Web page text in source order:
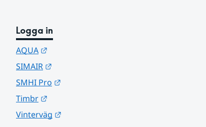
Logga in
AQUA
SIMAIR
SMHI Pro
Timbr
Vinterväg